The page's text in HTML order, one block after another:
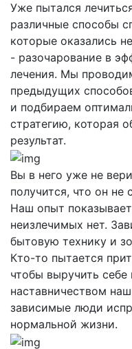
Уже пытался
различные способы
которые оказались
- разочарование в
лечения. Мы
предыдущих
и подбираем
стратегию, которая
результат.
Вы в него уже не
получится, что он не
Наш опыт
неизлечимых нет.
бытовую технику и
Кто-то пытается
чтобы выручить себе
наставничеством
зависимые люди
нормальной жизни.